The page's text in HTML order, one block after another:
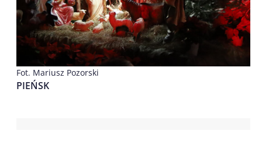
Fot. Mariusz Pozorski
PIEŃSK